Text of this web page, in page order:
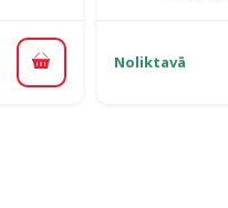
Pievienot grozam
Noliktavā